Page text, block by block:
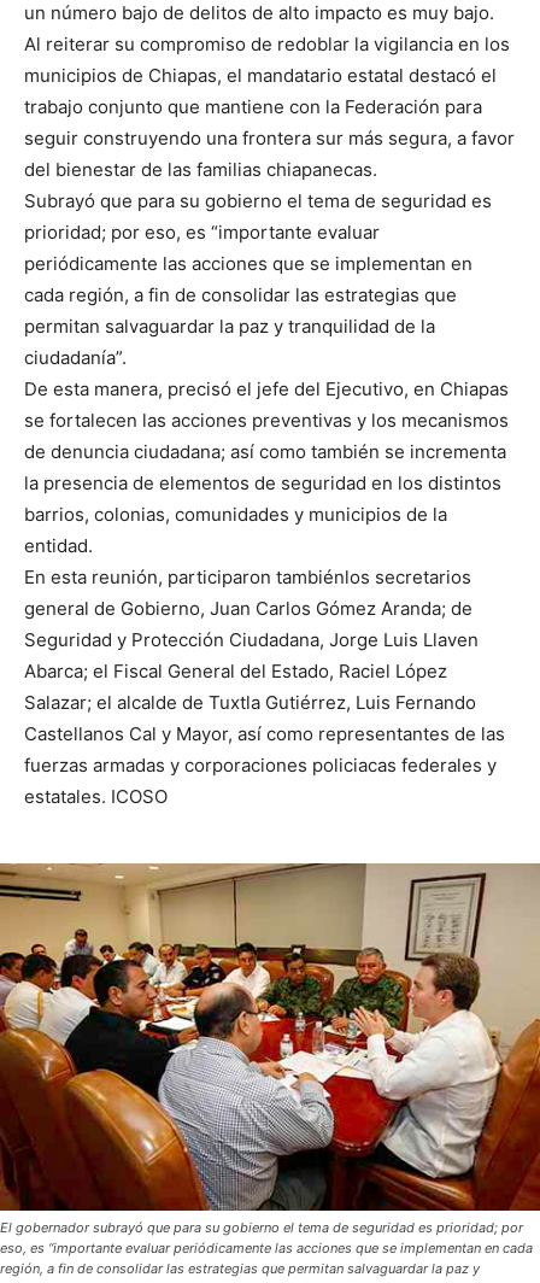
un número bajo de delitos de alto impacto es muy bajo.
Al reiterar su compromiso de redoblar la vigilancia en los
municipios de Chiapas, el mandatario estatal destacó el
trabajo conjunto que mantiene con la Federación para
seguir construyendo una frontera sur más segura, a favor
del bienestar de las familias chiapanecas.
Subrayó que para su gobierno el tema de seguridad es
prioridad; por eso, es “importante evaluar
periódicamente las acciones que se implementan en
cada región, a fin de consolidar las estrategias que
permitan salvaguardar la paz y tranquilidad de la
ciudadanía”.
De esta manera, precisó el jefe del Ejecutivo, en Chiapas
se fortalecen las acciones preventivas y los mecanismos
de denuncia ciudadana; así como también se incrementa
la presencia de elementos de seguridad en los distintos
barrios, colonias, comunidades y municipios de la
entidad.
En esta reunión, participaron tambiénlos secretarios
general de Gobierno, Juan Carlos Gómez Aranda; de
Seguridad y Protección Ciudadana, Jorge Luis Llaven
Abarca; el Fiscal General del Estado, Raciel López
Salazar; el alcalde de Tuxtla Gutiérrez, Luis Fernando
Castellanos Cal y Mayor, así como representantes de las
fuerzas armadas y corporaciones policiacas federales y
estatales. ICOSO
El gobernador subrayó que para su gobierno el tema de seguridad es prioridad; por
eso, es “importante evaluar periódicamente las acciones que se implementan en cada
región, a fin de consolidar las estrategias que permitan salvaguardar la paz y